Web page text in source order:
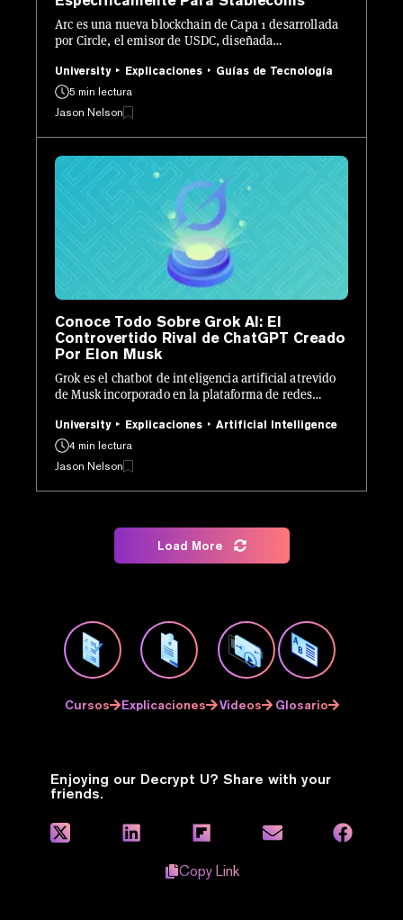
Arc es una nueva blockchain de Capa 1 desarrollada
por Circle, el emisor de USDC, diseñada
University Explicaciones
Guías de Tecnología
5 min lectura
Jason Nelson
Conoce Todo Sobre Grok AI: El
Controvertido Rival de ChatGPT Creado
Por Elon Musk
Grok es el chatbot de inteligencia artificial atrevido
de Musk incorporado en la plataforma de redes
está envuelto en controversia.
University Explicaciones
Artificial Intelligence
4 min lectura
Jason Nelson
Load More
Cursos Explicaciones Videos Glosario
Enjoying our Decrypt U? Share with your
friends.
Copy Link